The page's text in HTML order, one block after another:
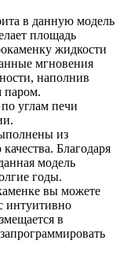
в данную модель
площадь
жидкости
мгновения
наполнив
паром.
углам печи
из
Благодаря
модель
годы.
вы можете
интуитивно
в